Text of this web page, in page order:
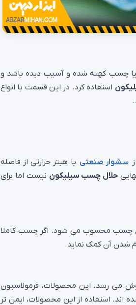
چسب کهنه شده و آسیب دیده باشد و
استفاده کرد. در این قسمت با انواع
سشوار صنعتی یا هیتر حرارتی از فاصله
حلال چسب سیلیکون نیست اما برای
برای این نوع چسب محسوب می شود. اگر چسب کاملا
شدن آن کمک نماید.
می رسد. این محصولات، فرمولاسیون
استفاده از این محصولات، ایمن تر